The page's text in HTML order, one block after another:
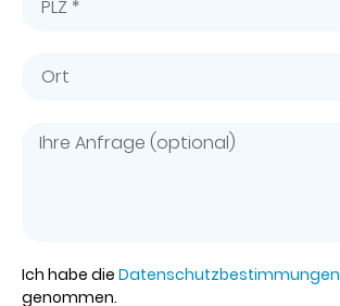
Ich habe die Datenschutzbestimmungen
genommen.